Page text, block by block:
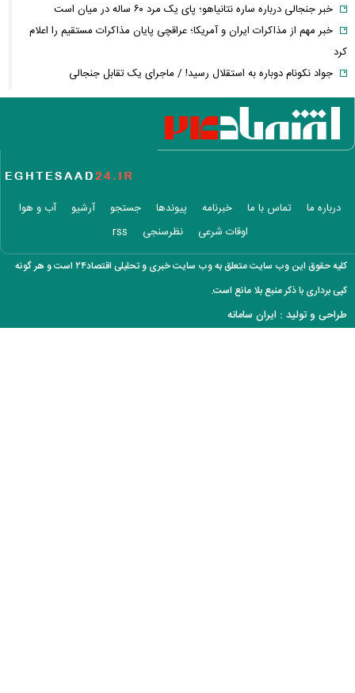
خبر جنجالی درباره ساره نتانیاهو؛ پای یک مرد ۶۰ ساله در میان است
خبر مهم از مذاکرات ایران و آمریکا؛ عراقچی پایان مذاکرات مستقیم را اعلام
کرد
جواد نکونام دوباره به استقلال رسید! / ماجرای یک تقابل جنجالی
قیمت طلا ۱۸ عیار امروز چند شد؟ / بازار طلا وارد مسیر کاهشی شد
خبر مهم از پرونده قتل حمیدرضا رجب‌زاده؛ متهم اصلی دستگیر شد
قیمت واقعی بنزین مشخص شد؛ دولت برای هر لیتر چقدر یارانه می‌دهد؟
درخواست جنجالی نقدعلی از قالیباف؛ از مسئولیت مذاکرات کناره‌گیری کنید
خبر مهم برای کارگران؛ زمان بازنگری مزایای کارگران اعلام شد + جزئیات
محموله جدید بابک زنجانی به این استان ارسال شد
زمان پرداخت معوقات بازنشستگان تأمین اجتماعی؛ معوقات فروردین و
اردیبهشت چه زمانی واریز می‌شود؟
بورس و فرابورس سبزپوش شدند؛ بازار سرمایه امروز با قدرت شروع کرد
درباره ما تماس با ما خبرنامه پیوندها جستجو آرشیو
آب و هوا
اوقات شرعی
نظرسنجی rss
کلیه حقوق این وب سایت متعلق به وب سایت خبری و تحلیلی اقتصاد۲۴ است و هر گونه
کپی برداری با ذکر منبع بلا مانع است.
طراحی و تولید : ایران سامانه